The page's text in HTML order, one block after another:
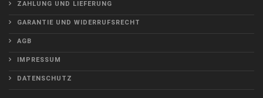
ZAHLUNG UND LIEFERUNG
GARANTIE UND WIDERRUFSRECHT
AGB
IMPRESSUM
DATENSCHUTZ